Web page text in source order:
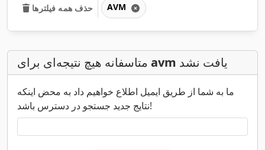
حذف همه فیلترها AVM
avm یافت نشد
ما به شما از طریق ایمیل اطلاع خواهیم داد به محض اینکه
نتایج جدید جستجو در دسترس باشد!